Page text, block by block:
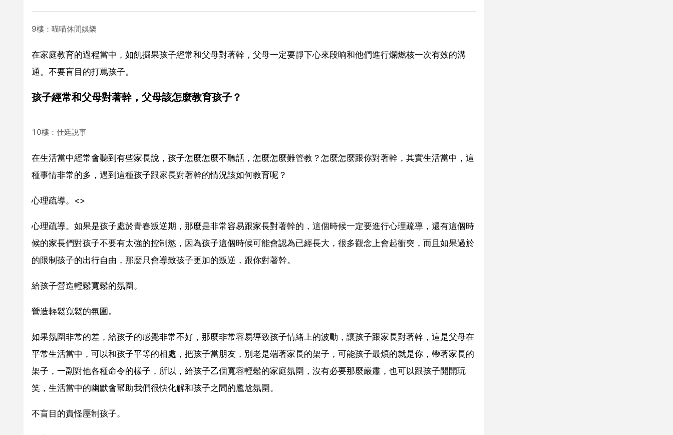
9樓：喵喵休閒娛樂
在家庭教育的過程當中，如飢掘果孩子經常和父母對著幹，父母一定要靜下心來段晌和他們進行爛燃核一次有效的溝
通。不要盲目的打罵孩子。
孩子經常和父母對著幹，父母該怎麼教育孩子？
10樓：仕廷說事
在生活當中經常會聽到有些家長說，孩子怎麼怎麼不聽話，怎麼怎麼難管教？怎麼怎麼跟你對著幹，其實生活當中，這
種事情非常的多，遇到這種孩子跟家長對著幹的情況該如何教育呢？
心理疏導。<>
心理疏導。如果是孩子處於青春叛逆期，那麼是非常容易跟家長對著幹的，這個時候一定要進行心理疏導，還有這個時
候的家長們對孩子不要有太強的控制慾，因為孩子這個時候可能會認為已經長大，很多觀念上會起衝突，而且如果過於
的限制孩子的出行自由，那麼只會導致孩子更加的叛逆，跟你對著幹。
給孩子營造輕鬆寬鬆的氛圍。
營造輕鬆寬鬆的氛圍。
如果氛圍非常的差，給孩子的感覺非常不好，那麼非常容易導致孩子情緒上的波動，讓孩子跟家長對著幹，這是父母在
平常生活當中，可以和孩子平等的相處，把孩子當朋友，別老是端著家長的架子，可能孩子最煩的就是你，帶著家長的
架子，一副對他各種命令的樣子，所以，給孩子乙個寬容輕鬆的家庭氛圍，沒有必要那麼嚴肅，也可以跟孩子開開玩
笑，生活當中的幽默會幫助我們很快化解和孩子之間的尷尬氛圍。
不盲目的責怪壓制孩子。